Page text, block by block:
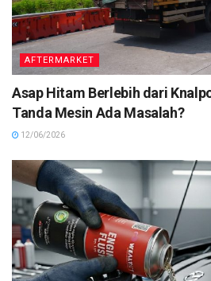
AFTERMARKET
Asap Hitam Berlebih dari
Tanda Mesin Ada Masalah?
12/06/2026